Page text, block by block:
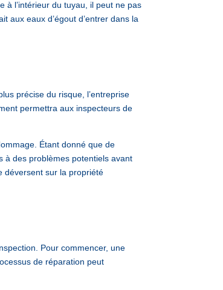
à l’intérieur du tuyau, il peut ne pas
aux eaux d’égout d’entrer dans la
précise du risque, l’entreprise
permettra aux inspecteurs de
Étant donné que de
à des problèmes potentiels avant
déversent sur la propriété
Pour commencer, une
de réparation peut